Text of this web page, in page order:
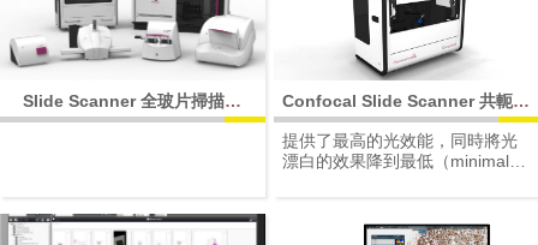
掃描。
Slide Scanner 全玻片掃描機
Legacy
Confocal Slide Scanner 共軛焦
全玻片掃描機
提供了最高的光效能，同時將光
漂白的效果降到最低（minimal
用於螢光及明視野疊圖。